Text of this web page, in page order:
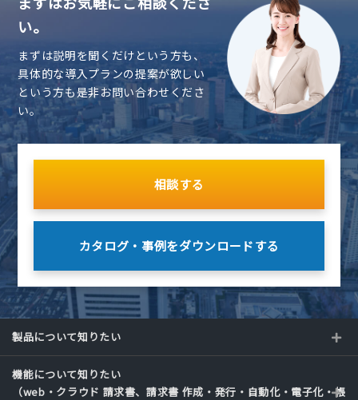
い。
まずは説明を聞くだけという方も、
具体的な導入プランの提案が欲しい
という方も是非お問い合わせくださ
い。
相談する
カタログ・事例をダウンロードする
製品について知りたい
機能について知りたい
（web・クラウド 請求書、請求書 作成・発行・自動化・電子化・帳